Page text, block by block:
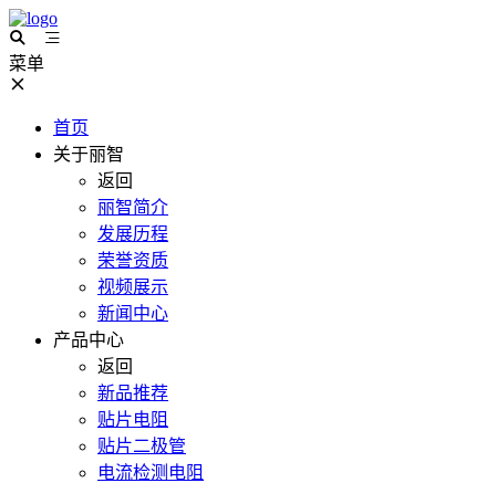
菜单
首页
关于丽智
返回
丽智简介
发展历程
荣誉资质
视频展示
新闻中心
产品中心
返回
新品推荐
贴片电阻
贴片二极管
电流检测电阻